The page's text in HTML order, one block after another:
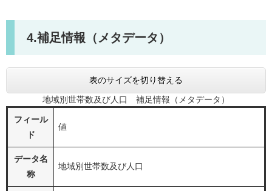
4.補足情報（メタデータ）
表のサイズを切り替える
地域別世帯数及び人口 補足情報（メタデータ）
フィール
ド
値
データ名
称
地域別世帯数及び人口